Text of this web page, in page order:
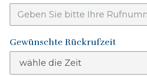
Gewünschte Rückrufzeit